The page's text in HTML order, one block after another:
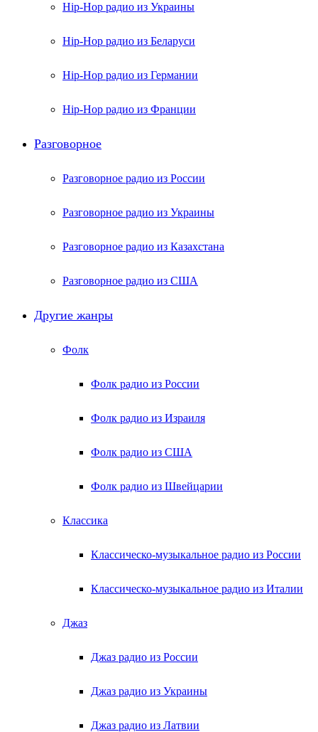
Hip-Hop радио из Украины
Hip-Hop радио из Беларуси
Hip-Hop радио из Германии
Hip-Hop радио из Франции
Разговорное
Разговорное радио из России
Разговорное радио из Украины
Разговорное радио из Казахстана
Разговорное радио из США
Другие жанры
Фолк
Фолк радио из России
Фолк радио из Израиля
Фолк радио из США
Фолк радио из Швейцарии
Классика
Классическо-музыкальное радио из России
Классическо-музыкальное радио из Италии
Джаз
Джаз радио из России
Джаз радио из Украины
Джаз радио из Латвии